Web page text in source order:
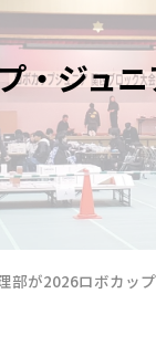
・ジュ
部が2026ロボカッ